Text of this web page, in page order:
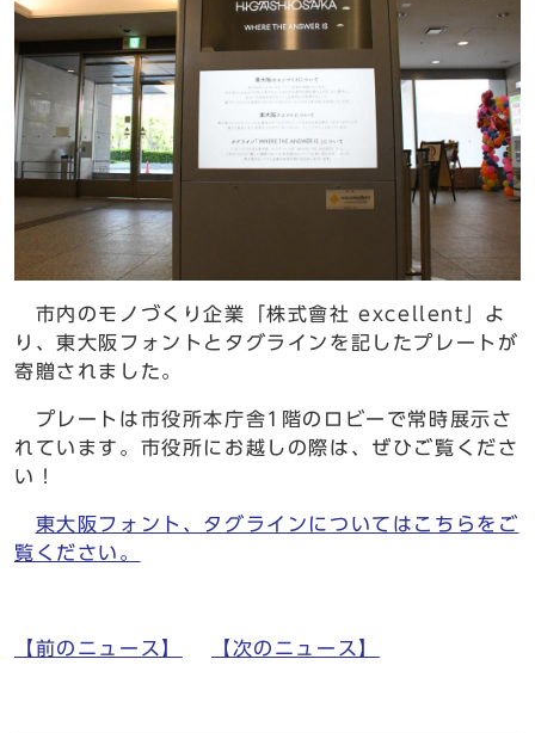
市内のモノづくり企業「株式會社 excellent」よ
り、東大阪フォントとタグラインを記したプレートが
寄贈されました。
プレートは市役所本庁舎1階のロビーで常時展示さ
れています。市役所にお越しの際は、ぜひご覧くださ
い！
東大阪フォント、タグラインについてはこちらをご
覧ください。
【前のニュース】 【次のニュース】